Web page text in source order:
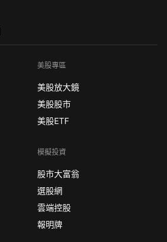
美股專區
美股放大鏡
美股股市
美股ETF
模擬投資
股市大富翁
選股網
雲端控股
報明牌